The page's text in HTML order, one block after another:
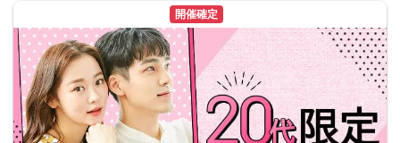
開催確定